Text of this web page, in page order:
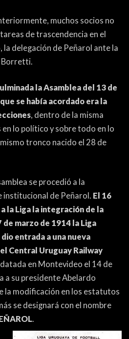
muchos socios no
de trascendencia en el
la delegación de Peñarol ante la
Borretti.
la Asamblea del 13 de
se había acordado era la
, dentro de la misma
lo político y sobre todo en lo
tronco nacido el 28 de
se procedió a la
institucional de Peñarol. El 16
la Liga la integración de la
marzo de 1914 la Liga
entrada a una nueva
Central Uruguay Railway
en Montevideo el 14 de
a su presidente Abelardo
la modificación en los estatutos
se designará con el nombre
.